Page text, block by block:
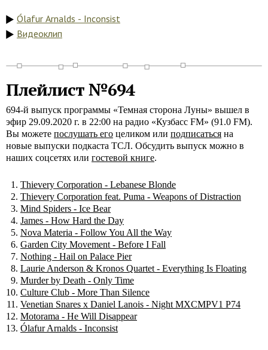
Ólafur Arnalds - Inconsist
Видеоклип
Плейлист №694
694-й выпуск программы «Темная сторона Луны» вышел в
эфир 29.09.2020 г. в 22:00 на радио «Кузбасс FM» (91.0 FM).
Вы можете послушать его целиком или подписаться на
новые выпуски подкаста ТСЛ. Обсудить выпуск можно в
наших соцсетях или гостевой книге.
Thievery Corporation - Lebanese Blonde
Thievery Corporation feat. Puma - Weapons of Distraction
Mind Spiders - Ice Bear
James - How Hard the Day
Nova Materia - Follow You All the Way
Garden City Movement - Before I Fall
Nothing - Hail on Palace Pier
Laurie Anderson & Kronos Quartet - Everything Is Floating
Murder by Death - Only Time
Culture Club - More Than Silence
Venetian Snares x Daniel Lanois - Night MXCMPV1 P74
Motorama - He Will Disappear
Ólafur Arnalds - Inconsist